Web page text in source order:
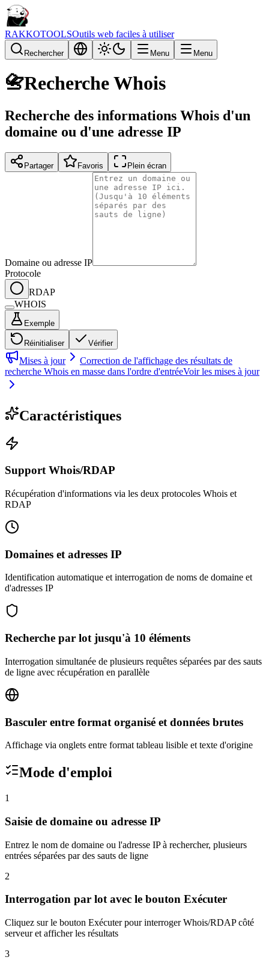
RAKKOTOOLSOutils web faciles à utiliser
Rechercher Menu Menu
📇Recherche Whois
Recherche des informations Whois d'un
domaine ou d'une adresse IP
Partager Favoris Plein écran
Domaine ou adresse IP
Protocole
RDAP
WHOIS
Exemple
Réinitialiser Vérifier
Mises à jour
Correction de l'affichage des résultats de
recherche Whois en masse dans l'ordre d'entréeVoir les mises à jour
Caractéristiques
Support Whois/RDAP
Récupération d'informations via les deux protocoles Whois et
RDAP
Domaines et adresses IP
Identification automatique et interrogation de noms de domaine et
d'adresses IP
Recherche par lot jusqu'à 10 éléments
Interrogation simultanée de plusieurs requêtes séparées par des sauts
de ligne avec récupération en parallèle
Basculer entre format organisé et données brutes
Affichage via onglets entre format tableau lisible et texte d'origine
Mode d'emploi
1
Saisie de domaine ou adresse IP
Entrez le nom de domaine ou l'adresse IP à rechercher, plusieurs
entrées séparées par des sauts de ligne
2
Interrogation par lot avec le bouton Exécuter
Cliquez sur le bouton Exécuter pour interroger Whois/RDAP côté
serveur et afficher les résultats
3